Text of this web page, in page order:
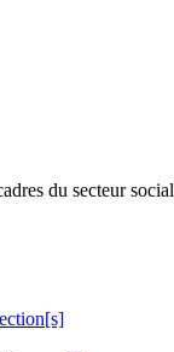
du secteur